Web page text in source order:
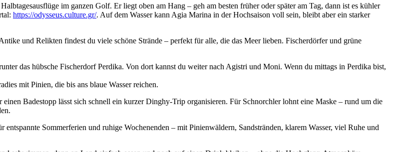
im ganzen Golf. Er liegt oben am Hang – geh am besten früher oder später am Tag, dann ist es kühler
https://odysseus.culture.gr/. Auf dem Wasser kann Agia Marina in der Hochsaison voll sein, bleibt aber ein starker
und Relikten findest du viele schöne Strände – perfekt für alle, die das Meer lieben. Fischerdörfer und grüne
das hübsche Fischerdorf Perdika. Von dort kannst du weiter nach Agistri und Moni. Wenn du mittags in Perdika bist,
mit Pinien, die bis ans blaue Wasser reichen.
Badestopp lässt sich schnell ein kurzer Dinghy-Trip organisieren. Für Schnorchler lohnt eine Maske – rund um die
Sommerferien und ruhige Wochenenden – mit Pinienwäldern, Sandstränden, klarem Wasser, viel Ruhe und